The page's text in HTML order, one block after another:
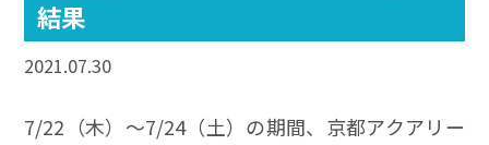
結果
2021.07.30
7/22（木）～7/24（土）の期間、京都アクアリー